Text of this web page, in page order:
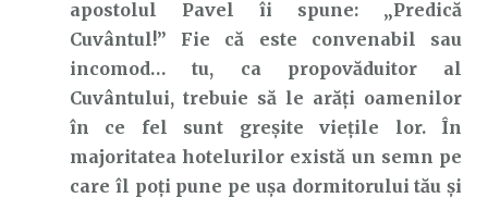
apostolul Pavel îi spune: „Predică
Cuvântul!” Fie că este convenabil sau
incomod… tu, ca propovăduitor al
Cuvântului, trebuie să le arăți oamenilor
în ce fel sunt greșite viețile lor. În
majoritatea hotelurilor există un semn pe
care îl poți pune pe ușa dormitorului tău și